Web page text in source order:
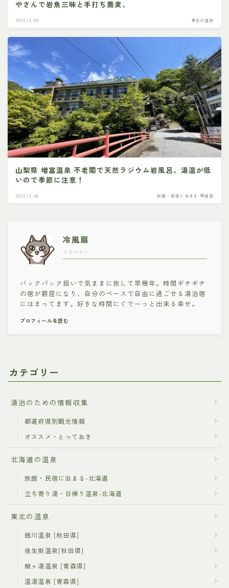
やさんで岩魚三昧と手打ち蕎麦。
2025.12.08 東北の温泉
山梨県 増富温泉 不老閣で天然ラジウム岩風呂。湯温が低
いので季節に注意！
2025.12.06 旅館・民宿に泊まる-甲信越
冷風扇
トラベラー
バックパック担いで気ままに旅して早幾年。時間ギチギチ
の宿が窮屈になり、自分のペースで自由に過ごせる湯治宿
にはまってます。好きな時間にぐでーっと出来る幸せ。
プロフィールを読む
カテゴリー
湯治のための情報収集
都道府県別観光情報
オススメ・とっておき
北海道の温泉
旅館・民宿に泊まる-北海道
立ち寄り湯・日帰り温泉-北海道
東北の温泉
銭川温泉 [秋田県]
後生掛温泉[秋田県]
酸ヶ湯温泉 [青森県]
温湯温泉 [青森県]